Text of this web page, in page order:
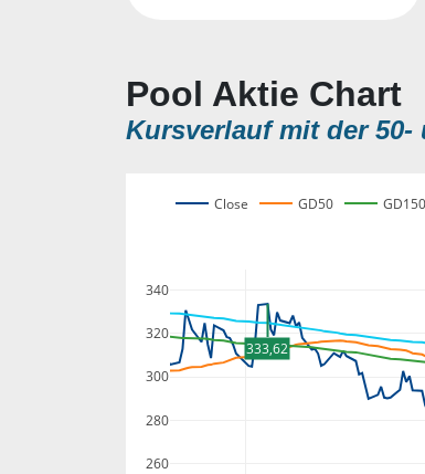
Pool Aktie Chart
Kursverlauf mit der 50-
260
280
300
320
340
Close GD50 GD150
333,62